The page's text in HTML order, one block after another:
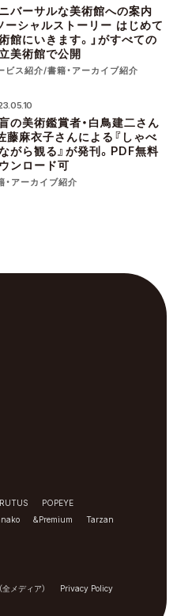
バーサルな美術館への案内
ーシャルストーリー はじめて
館にいきます。」がすべての
美術館で公開
ビス紹介/書籍・アーカイブ紹介
の美術鑑賞者・白鳥建二さん
藤麻衣子さんによる『しゃべ
がら観る』が発刊。PDF無料
ンロード可
・アーカイブ紹介
POPEYE
&Premium
Tarzan
全メディア） Privacy Policy